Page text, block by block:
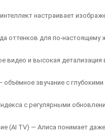
настраивает
оттенков для по-настоящему
видео и высокая детализация
звучание с
с регулярными
(AI TV) — Алиса понимает